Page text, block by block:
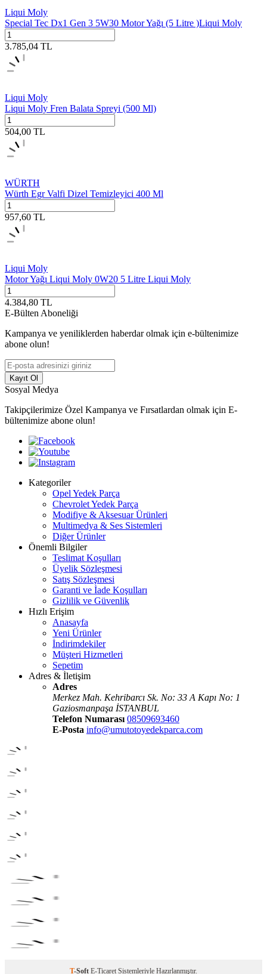
Liqui Moly
Special Tec Dx1 Gen 3 5W30 Motor Yağı (5 Litre )Liqui Moly
3.785,04 TL
Liqui Moly
Liqui Moly Fren Balata Spreyi (500 Ml)
504,00 TL
WÜRTH
Würth Egr Valfi Dizel Temizleyici 400 Ml
957,60 TL
Liqui Moly
Motor Yağı Liqui Moly 0W20 5 Litre Liqui Moly
4.384,80 TL
E-Bülten Aboneliği
Kampanya ve yeniliklerden haberdar olmak için e-bültenimize
abone olun!
Kayıt Ol
Sosyal Medya
Takipçilerimize Özel Kampanya ve Fırsatlardan olmak için E-
bültenimize abone olun!
Kategoriler
Opel Yedek Parça
Chevrolet Yedek Parça
Modifiye & Aksesuar Ürünleri
Multimedya & Ses Sistemleri
Diğer Ürünler
Önemli Bilgiler
Teslimat Koşulları
Üyelik Sözleşmesi
Satış Sözleşmesi
Garanti ve İade Koşulları
Gizlilik ve Güvenlik
Hızlı Erişim
Anasayfa
Yeni Ürünler
İndirimdekiler
Müşteri Hizmetleri
Sepetim
Adres & İletişim
Adres
Merkez Mah. Kehribarcı Sk. No: 33 A Kapı No: 1
Gaziosmanpaşa İSTANBUL
Telefon Numarası 08509693460
E-Posta info@umutotoyedekparca.com
T-Soft E-Ticaret Sistemleriyle Hazırlanmıştır.